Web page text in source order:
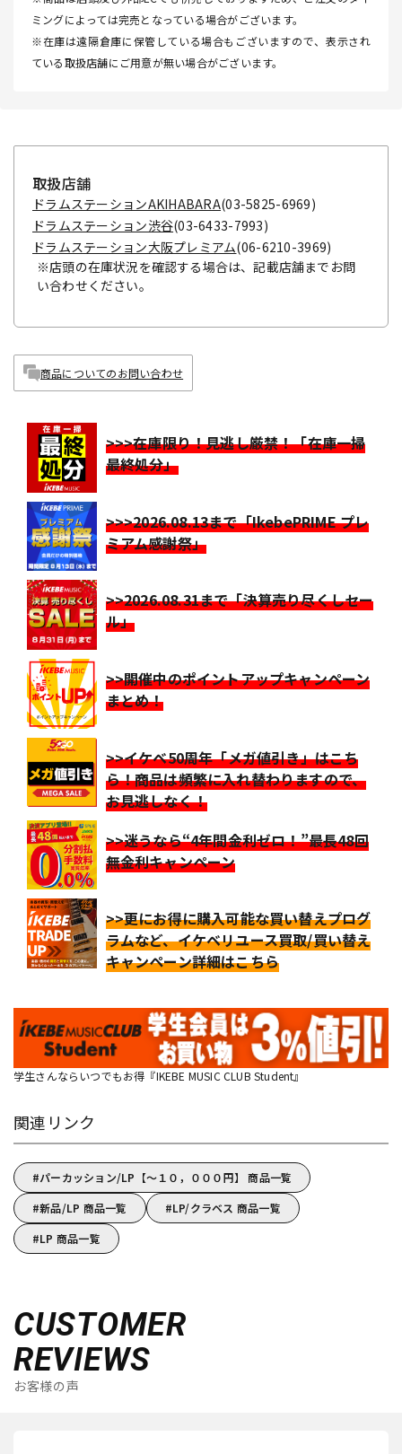
ミングによっては完売となっている場合がございます。
※在庫は遠隔倉庫に保管している場合もございますので、表示され
ている取扱店舗にご用意が無い場合がございます。
取扱店舗
ドラムステーションAKIHABARA(03-5825-6969)
ドラムステーション渋谷(03-6433-7993)
ドラムステーション大阪プレミアム(06-6210-3969)
※店頭の在庫状況を確認する場合は、記載店舗までお問
い合わせください。
商品についてのお問い合わせ
>>>在庫限り！見逃し厳禁！「在庫一掃
最終処分」
>>>2026.08.13まで「IkebePRIME プレ
ミアム感謝祭」
>>2026.08.31まで「決算売り尽くしセー
ル」
>>開催中のポイントアップキャンペーン
まとめ！
>>イケベ50周年「メガ値引き」はこち
ら！商品は頻繁に入れ替わりますので、
お見逃しなく！
>>迷うなら“4年間金利ゼロ！”最長48回
無金利キャンペーン
>>更にお得に購入可能な買い替えプログ
ラムなど、イケベリユース買取/買い替え
キャンペーン詳細はこちら
学生さんならいつでもお得『IKEBE MUSIC CLUB Student』
関連リンク
パーカッション/LP【～１０，０００円】 商品一覧
新品/LP 商品一覧
LP/クラベス 商品一覧
LP 商品一覧
CUSTOMER
REVIEWS
お客様の声